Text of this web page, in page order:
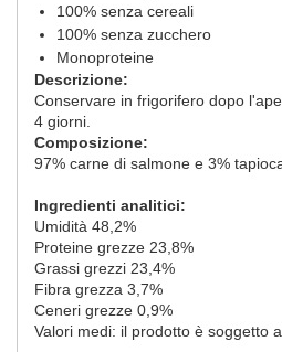
100% senza cereali
100% senza zucchero
Monoproteine
Descrizione:
Conservare in frigorifero dopo
4 giorni.
Composizione:
97% carne di salmone e 3%
Ingredienti analitici:
Umidità 48,2%
Proteine grezze 23,8%
Grassi grezzi 23,4%
Fibra grezza 3,7%
Ceneri grezze 0,9%
Valori medi: il prodotto è soggetto